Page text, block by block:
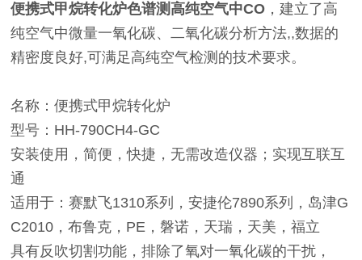
便携式甲烷转化炉色谱测高纯空气中CO ，建立了高
纯空气中微量一氧化碳、二氧化碳分析方法,,数据的
精密度良好,可满足高纯空气检测的技术要求。
名称：便携式甲烷转化炉
型号：HH-790CH4-GC
安装使用，简便，快捷，无需改造仪器；实现互联互
通
适用于：赛默飞1310系列，安捷伦7890系列，岛津G
C2010，布鲁克，PE，磐诺，天瑞，天美，福立
具有反吹切割功能，排除了氧对一氧化碳的干扰，